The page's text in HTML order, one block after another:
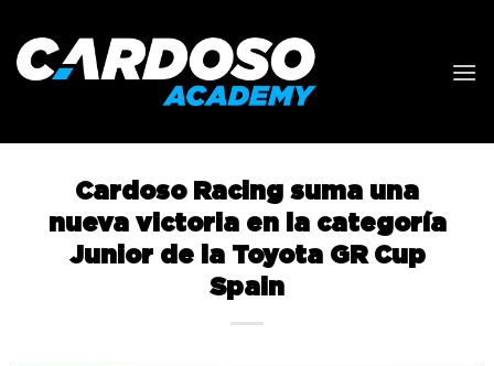
contenido
Cardoso Racing suma una
nueva victoria en la categoría
Junior de la Toyota GR Cup
Spain